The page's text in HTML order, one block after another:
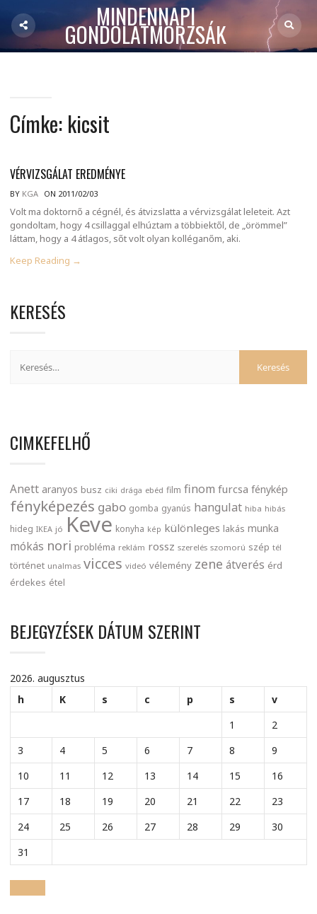
MINDENNAPI
GONDOLATMORZSÁK
Címke: kicsit
VÉRVIZSGÁLAT EREDMÉNYE
BY KGA ON 2011/02/03
Volt ma doktornő a cégnél, és átvizslatta a vérvizsgálat leleteit. Azt
gondoltam, hogy 4 csillaggal elhúztam a többiektől, de „örömmel”
láttam, hogy a 4 átlagos, sőt volt olyan kolléganőm, aki.
Keep Reading →
KERESÉS
CIMKEFELHŐ
Anett aranyos busz ciki drága ebéd film finom furcsa fénykép
fényképezés gabo gomba gyanús hangulat hiba hibás
hideg IKEA jó Keve konyha kép különleges lakás munka
mókás nori probléma reklám rossz szerelés szomorú szép tél
történet unalmas vicces videó vélemény zene átverés érd
érdekes étel
BEJEGYZÉSEK DÁTUM SZERINT
2026. augusztus
h
K s c p s
v
1
2
3
4 5 6 7 8
9
10
11 12 13 14 15
16
17
18 19 20 21 22
23
24
25 26 27 28 29
30
31